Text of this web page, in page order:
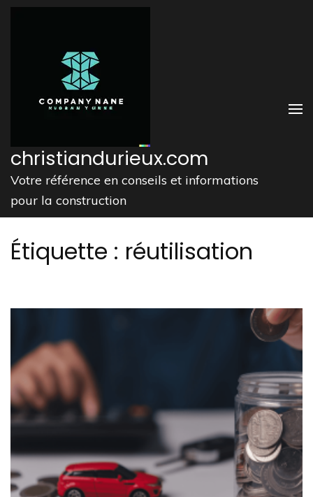
Aller
christiandurieux.com
Votre référence en conseils et informations
pour la construction
Étiquette : réutilisation